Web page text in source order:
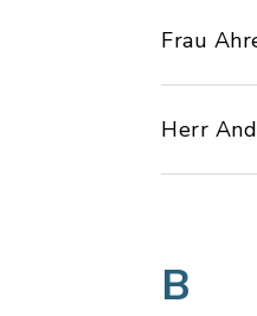
Frau
Herr
B